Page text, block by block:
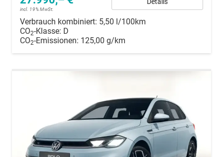
incl. 19% MwSt.
Verbrauch kombiniert: 5,50 l/100km
CO2-Klasse: D
CO2-Emissionen: 125,00 g/km